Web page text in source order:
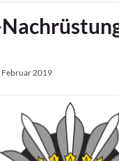
Februar 2019